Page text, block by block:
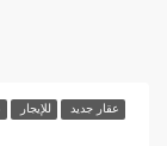
عقار جديد للإيجار